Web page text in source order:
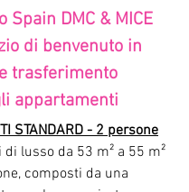
Spain DMC & MICE
di benvenuto in
trasferimento
appartamenti
STANDARD - 2 persone
lusso da 53 m² a 55 m²
composti da una